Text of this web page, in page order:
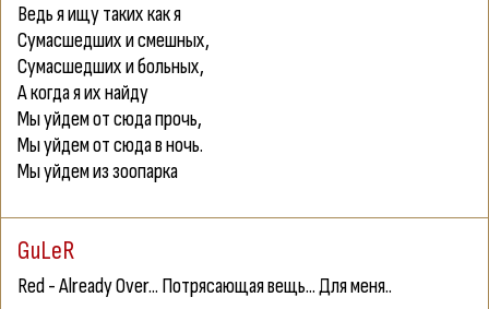
Ведь я ищу таких как я
Сумасшедших и смешных,
Сумасшедших и больных,
А когда я их найду
Мы уйдем от сюда прочь,
Мы уйдем от сюда в ночь.
Мы уйдем из зоопарка
GuLeR
Red - Already Over... Потрясающая вещь... Для меня..